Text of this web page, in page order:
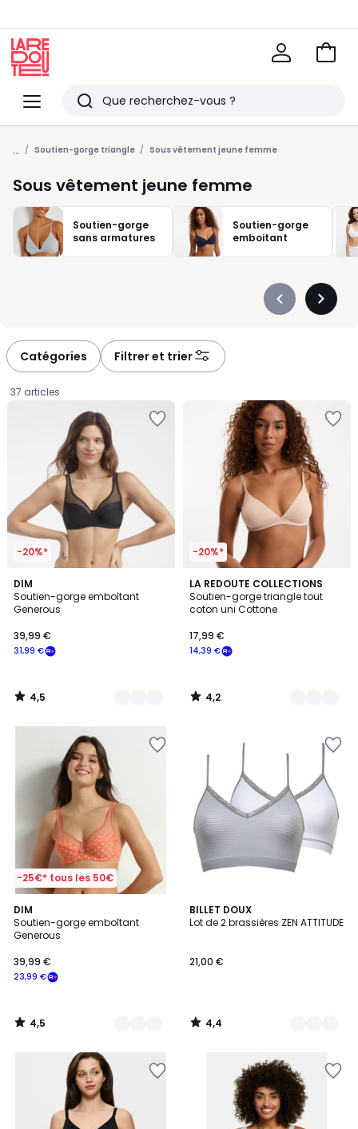
Menu
Redoute
Rechercher
Derniers
articles
vus
Voir
... Soutien-gorge triangle Sous vêtement jeune femme
Sous vêtement jeune femme
Soutien-gorge
sans armatures
Soutien-gorge
emboitant
Précédent
Catégories Filtrer et trier
37 articles
-20%*
DIM
Soutien-gorge emboîtant
Generous
€
souscrivez
notre
programme
place
31,99 €
39,99 €
4,5
/ 5
21
Couleurs
4,5
/
-20%*
LA REDOUTE COLLECTIONS
Soutien-gorge triangle tout
coton uni Cottone
14,39 €
17,99 €
4,2
/ 5
4
Couleurs
4,2
/
-25€* tous les 50€
DIM
Soutien-gorge emboîtant
Generous
23,99 €
39,99 €
4,5
/ 5
3
Couleurs
4,5
/
BILLET DOUX
Lot de 2 brassières ZEN ATTITUDE
21,00 €
4,4
/ 5
10
Couleurs
4,4
/